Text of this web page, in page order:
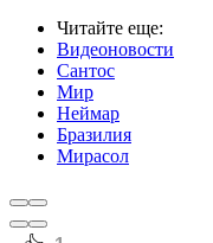
Читайте еще:
Видеоновости
Сантос
Мир
Неймар
Бразилия
Мирасол